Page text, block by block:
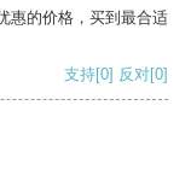
惠的价格，买到最合适
支持[0] 反对[0]